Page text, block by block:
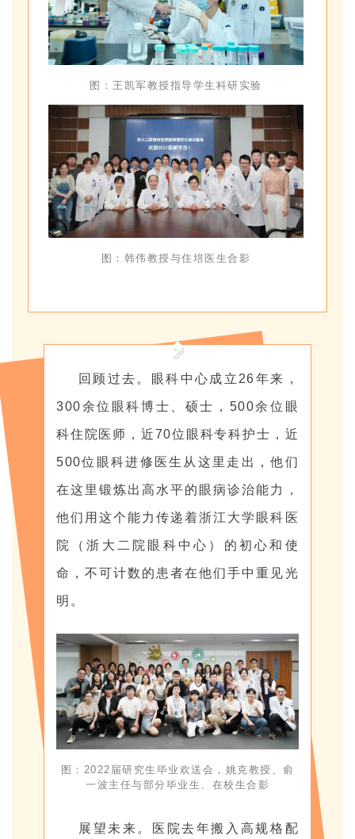
图：王凯军教授指导学生科研实验
图：韩伟教授与住培医生合影
回顾过去。眼科中心成立26年来，
300余位眼科博士、硕士，500余位眼
科住院医师，近70位眼科专科护士，近
500位眼科进修医生从这里走出，他们
在这里锻炼出高水平的眼病诊治能力，
他们用这个能力传递着浙江大学眼科医
院（浙大二院眼科中心）的初心和使
命，不可计数的患者在他们手中重见光
明。
图：2022届研究生毕业欢送会， 姚克教授、俞
一波主任与部分毕业生、在校生合影
展望未来。医院去年搬入高规格配